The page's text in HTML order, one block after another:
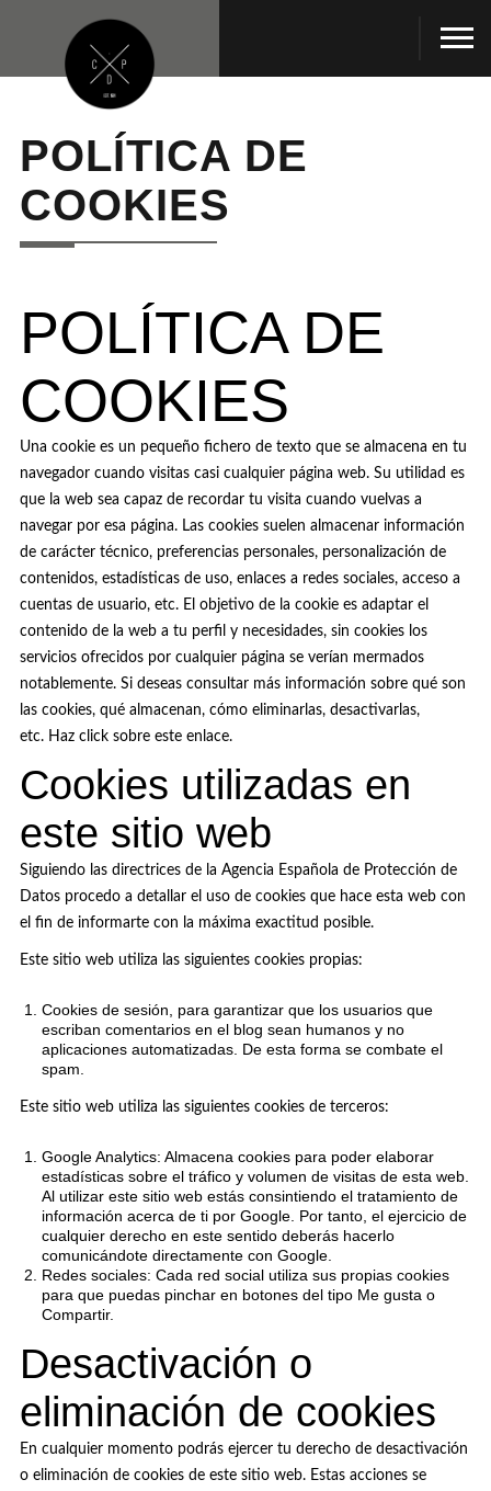
POLÍTICA DE
COOKIES
POLÍTICA DE
COOKIES
Una cookiees un pequeño fichero de texto que se almacena en tu
navegador cuando visitas casi cualquier página web. Su utilidad es
que la web sea capaz de recordar tu visita cuando vuelvas a
navegar por esa página. Las cookiessuelen almacenar información
de carácter técnico, preferencias personales, personalización de
contenidos, estadísticas de uso, enlaces a redes sociales, acceso a
cuentas de usuario, etc. El objetivo de la cookiees adaptar el
contenido de la web a tu perfil y necesidades, sin cookieslos
servicios ofrecidos por cualquier página se verían mermados
notablemente. Si deseas consultar más información sobre qué son
las cookies, qué almacenan, cómo eliminarlas, desactivarlas,
etc. Haz click sobre este enlace.
Cookies utilizadas en
este sitio web
Siguiendo las directrices de la Agencia Española de Protección de
Datos procedo a detallar el uso de cookiesque hace esta web con
el fin de informarte con la máxima exactitud posible.
Este sitio web utiliza las siguientes cookies propias:
Cookies de sesión, para garantizar que los usuarios que
escriban comentarios en el blog sean humanos y no
aplicaciones automatizadas. De esta forma se combate el
spam
Este sitio web utiliza las siguientes cookies de terceros:
Google Analytics: Almacena cookiespara poder elaborar
estadísticas sobre el tráfico y volumen de visitas de esta web.
Al utilizar este sitio web estás consintiendo el tratamiento de
información acerca de ti por Google. Por tanto, el ejercicio de
cualquier derecho en este sentido deberás hacerlo
comunicándote directamente con Google.
Redes sociales: Cada red social utiliza sus propias cookies
para que puedas pinchar en botones del tipo Me gusta o
Compartir.
Desactivación o
eliminación de cookies
En cualquier momento podrás ejercer tu derecho de desactivación
o eliminación de cookies de este sitio web. Estas acciones se